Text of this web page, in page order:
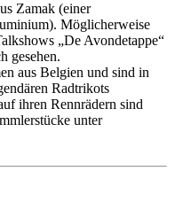
Zamak (einer
Möglicherweise
„De Avondetappe“
gesehen.
aus Belgien und sind in
Radtrikots
ihren Rennrädern sind
unter